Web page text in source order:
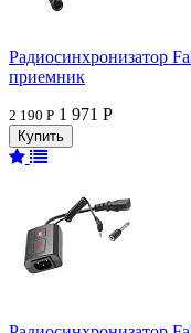
Радиосинхронизатор
приемник
2 190 Р 1 971 Р